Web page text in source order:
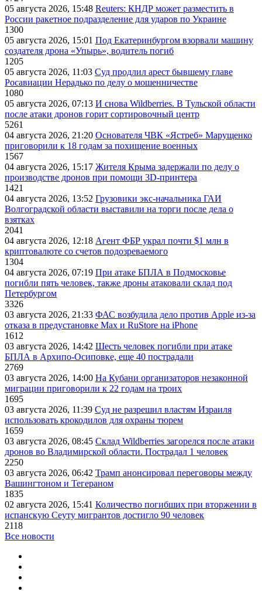
05 августа 2026, 15:48 Reuters: КНДР может разместить в
России ракетное подразделение для ударов по Украине
1300
05 августа 2026, 15:01 Под Екатеринбургом взорвали машину
создателя дрона «Упырь», водитель погиб
1205
05 августа 2026, 11:03 Суд продлил арест бывшему главе
Росавиации Нерадько по делу о мошенничестве
1080
05 августа 2026, 07:13 И снова Wildberries. В Тульской области
после атаки дронов горит сортировочный центр
5261
04 августа 2026, 21:20 Основателя ЧВК «Ястреб» Марущенко
приговорили к 18 годам за похищение военных
1567
04 августа 2026, 15:17 Жителя Крыма задержали по делу о
производстве дронов при помощи 3D‑принтера
1421
04 августа 2026, 13:52 Грузовики экс-начальника ГАИ
Волгоградской области выставили на торги после дела о
взятках
2041
04 августа 2026, 12:18 Агент ФБР украл почти $1 млн в
криптовалюте со счетов подозреваемого
1304
04 августа 2026, 07:19 При атаке БПЛА в Подмосковье
погибли пять человек, также дроны атаковали склад под
Петербургом
3326
03 августа 2026, 21:33 ФАС возбудила дело против Apple из-за
отказа в предустановке Max и RuStore на iPhone
1612
03 августа 2026, 14:42 Шесть человек погибли при атаке
БПЛА в Архипо-Осиповке, еще 40 пострадали
2769
03 августа 2026, 14:00 На Кубани организаторов незаконной
миграции приговорили к 22 годам на троих
1695
03 августа 2026, 11:39 Суд не разрешил властям Израиля
использовать крокодилов для охраны тюрем
1659
03 августа 2026, 08:45 Склад Wildberries загорелся после атаки
дронов во Владимирской области. Пострадал 1 человек
2250
03 августа 2026, 06:42 Трамп анонсировал переговоры между
Вашингтоном и Тегераном
1835
02 августа 2026, 15:41 Количество погибших при вторжении в
испанскую Сеуту мигрантов достигло 90 человек
2118
Все новости